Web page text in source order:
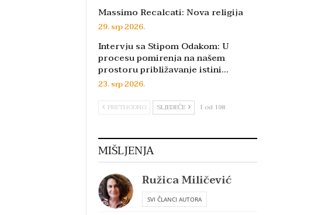
Massimo Recalcati: Nova religija
29. srp 2026.
Intervju sa Stipom Odakom: U
procesu pomirenja na našem
prostoru približavanje istini…
23. srp 2026.
PRETHODNO SLJEDEĆE 1 od 198
MIŠLJENJA
Ružica Miličević
SVI ČLANCI AUTORA